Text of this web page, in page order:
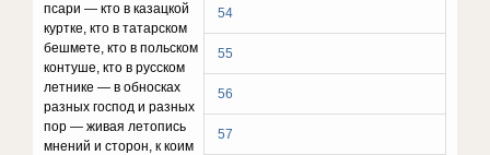
54
55
56
57
псари — кто в казацкой
куртке, кто в татарском
бешмете, кто в польском
контуше, кто в русском
летнике — в обносках
разных господ и разных
пор — живая летопись
мнений и сторон, к коим